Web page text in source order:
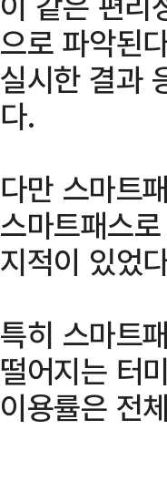
으로 파악된
실시한 결과
다.
다만 스마트
스마트패스
지적이 있었
특히 스마트
떨어지는 터
이용률은 전